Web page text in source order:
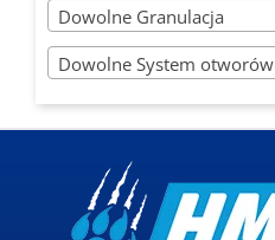
Dowolne Granulacja
Dowolne System otworów